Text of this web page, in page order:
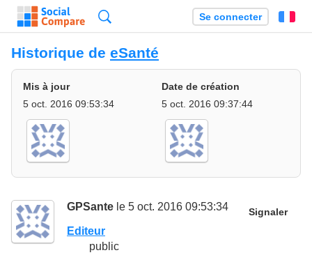
Se connecter
Historique de eSanté
Mis à jour
5 oct. 2016 09:53:34
Date de création
5 oct. 2016 09:37:44
GPSante le 5 oct. 2016 09:53:34 Signaler
Editeur
public